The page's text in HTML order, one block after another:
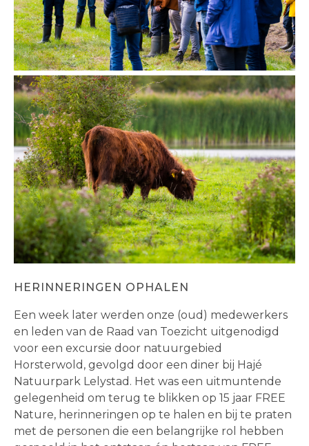
HERINNERINGEN OPHALEN
Een week later werden onze (oud) medewerkers
en leden van de Raad van Toezicht uitgenodigd
voor een excursie door natuurgebied
Horsterwold, gevolgd door een diner bij Hajé
Natuurpark Lelystad. Het was een uitmuntende
gelegenheid om terug te blikken op 15 jaar FREE
Nature, herinneringen op te halen en bij te praten
met de personen die een belangrijke rol hebben